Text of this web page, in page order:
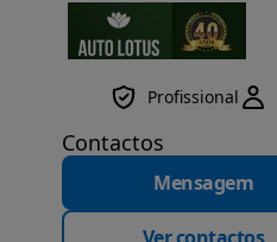
Profissional
Contactos
Mensagem